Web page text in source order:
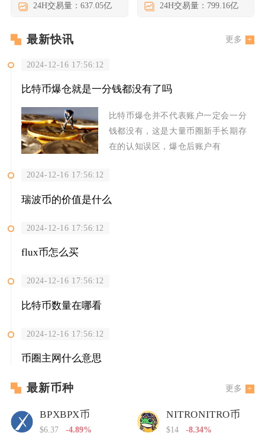
24H交易量：637.05亿 24H交易量：799.16亿
最新快讯 更多
2024-12-16 17:56:12
比特币爆仓就是一分钱都没有了吗
比特币爆仓并不代表账户一定会一分
钱都没有，这是大量币圈新手长期存
在的认知误区，爆仓后账户有
2024-12-16 17:56:12
瑞波币的价值是什么
2024-12-16 17:56:12
flux币怎么买
2024-12-16 17:56:12
比特币数量在哪看
2024-12-16 17:56:12
币圈主网什么意思
最新币种 更多
BPXBPX币
$6.37 -4.89%
NITRONITRO币
$14 -8.34%